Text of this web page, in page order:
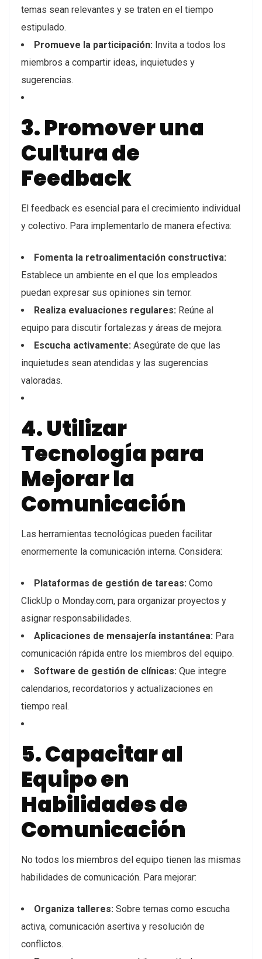
temas sean relevantes y se traten en el tiempo
estipulado.
Promueve la participación: Invita a todos los
miembros a compartir ideas, inquietudes y
sugerencias.
3. Promover una
Cultura de
Feedback
El feedback es esencial para el crecimiento individual
y colectivo. Para implementarlo de manera efectiva:
Fomenta la retroalimentación constructiva:
Establece un ambiente en el que los empleados
puedan expresar sus opiniones sin temor.
Realiza evaluaciones regulares: Reúne al
equipo para discutir fortalezas y áreas de mejora.
Escucha activamente: Asegúrate de que las
inquietudes sean atendidas y las sugerencias
valoradas.
4. Utilizar
Tecnología para
Mejorar la
Comunicación
Las herramientas tecnológicas pueden facilitar
enormemente la comunicación interna. Considera:
Plataformas de gestión de tareas: Como
ClickUp o Monday.com, para organizar proyectos y
asignar responsabilidades.
Aplicaciones de mensajería instantánea: Para
comunicación rápida entre los miembros del equipo.
Software de gestión de clínicas: Que integre
calendarios, recordatorios y actualizaciones en
tiempo real.
5. Capacitar al
Equipo en
Habilidades de
Comunicación
No todos los miembros del equipo tienen las mismas
habilidades de comunicación. Para mejorar:
Organiza talleres: Sobre temas como escucha
activa, comunicación asertiva y resolución de
conflictos.